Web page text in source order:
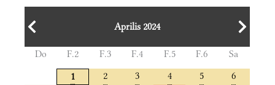
Aprilis 2024
Do F.2 F.3 F.4 F.5 F.6
Sa
1
2 3 4 5
6